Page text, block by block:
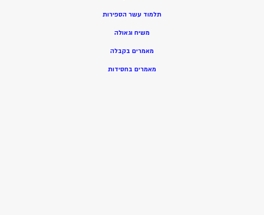
תלמוד עשר הספירות
משיח וגאולה
מאמרים בקבלה
מאמרים בחסידות